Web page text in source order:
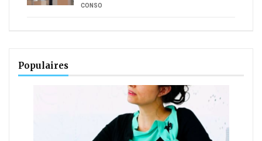
CONSO
Populaires